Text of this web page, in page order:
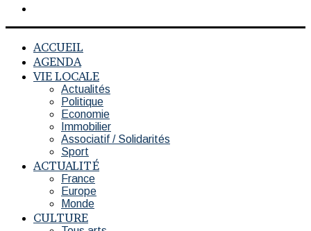
ACCUEIL
AGENDA
VIE LOCALE
Actualités
Politique
Economie
Immobilier
Associatif / Solidarités
Sport
ACTUALITÉ
France
Europe
Monde
CULTURE